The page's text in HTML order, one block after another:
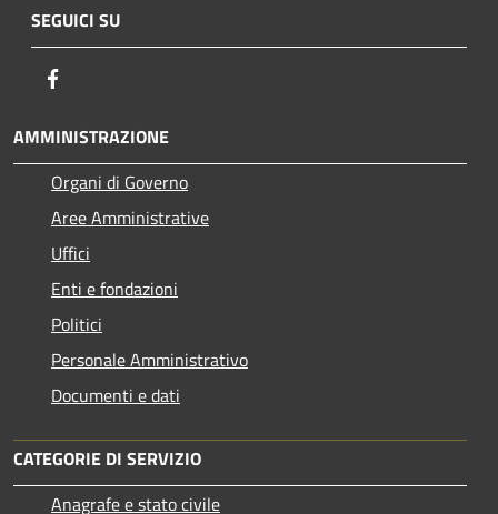
SEGUICI SU
AMMINISTRAZIONE
Organi di Governo
Aree Amministrative
Uffici
Enti e fondazioni
Politici
Personale Amministrativo
Documenti e dati
CATEGORIE DI SERVIZIO
Anagrafe e stato civile